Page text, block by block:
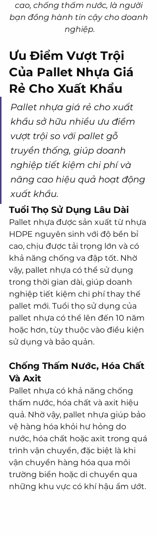
cao, chống thấm nước, là người
bạn đồng hành tin cậy cho doanh
nghiệp.
Ưu Điểm Vượt Trội
Của Pallet Nhựa Giá
Rẻ Cho Xuất Khẩu
Pallet nhựa giá rẻ cho xuất
khẩu sở hữu nhiều ưu điểm
vượt trội so với pallet gỗ
truyền thống, giúp doanh
nghiệp tiết kiệm chi phí và
nâng cao hiệu quả hoạt động
xuất khẩu.
Tuổi Thọ Sử Dụng Lâu Dài
Pallet nhựa được sản xuất từ nhựa
HDPE nguyên sinh với độ bền bỉ
cao, chịu được tải trọng lớn và có
khả năng chống va đập tốt. Nhờ
vậy, pallet nhựa có thể sử dụng
trong thời gian dài, giúp doanh
nghiệp tiết kiệm chi phí thay thế
pallet mới. Tuổi thọ sử dụng của
pallet nhựa có thể lên đến 10 năm
hoặc hơn, tùy thuộc vào điều kiện
sử dụng và bảo quản.
Chống Thấm Nước, Hóa Chất
Và Axit
Pallet nhựa có khả năng chống
thấm nước, hóa chất và axit hiệu
quả. Nhờ vậy, pallet nhựa giúp bảo
vệ hàng hóa khỏi hư hỏng do
nước, hóa chất hoặc axit trong quá
trình vận chuyển, đặc biệt là khi
vận chuyển hàng hóa qua môi
trường biển hoặc di chuyển qua
những khu vực có khí hậu ẩm ướt.